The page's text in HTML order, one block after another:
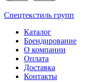
Спецтекстиль групп
Каталог
Брендирование
О компании
Оплата
Доставка
Контакты